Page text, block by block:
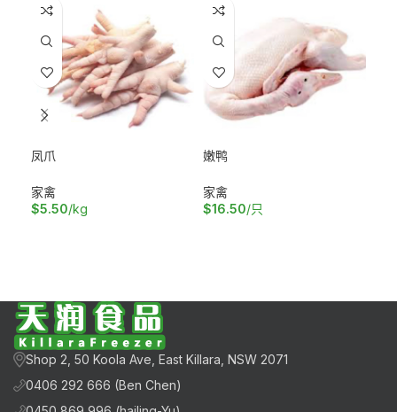
凤爪
家禽
$5.50/kg
嫩鸭
家禽
$16.50/只
Shop 2, 50 Koola Ave, East Killara, NSW 2071
0406 292 666 (Ben Chen)